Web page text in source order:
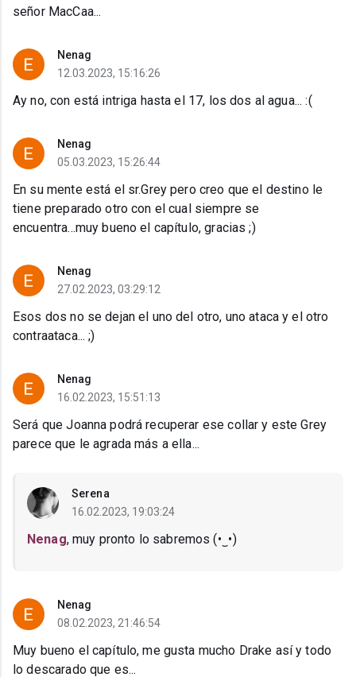
señor MacCaa...
Nenag
12.03.2023, 15:16:26
Ay no, con está intriga hasta el 17, los dos al agua... :(
Nenag
05.03.2023, 15:26:44
En su mente está el sr.Grey pero creo que el destino le
tiene preparado otro con el cual siempre se
encuentra...muy bueno el capítulo, gracias ;)
Nenag
27.02.2023, 03:29:12
Esos dos no se dejan el uno del otro, uno ataca y el otro
contraataca... ;)
Nenag
16.02.2023, 15:51:13
Será que Joanna podrá recuperar ese collar y este Grey
parece que le agrada más a ella...
Serena
16.02.2023, 19:03:24
Nenag, muy pronto lo sabremos (⁠•⁠‿⁠•⁠)
Nenag
08.02.2023, 21:46:54
Muy bueno el capítulo, me gusta mucho Drake así y todo
lo descarado que es...